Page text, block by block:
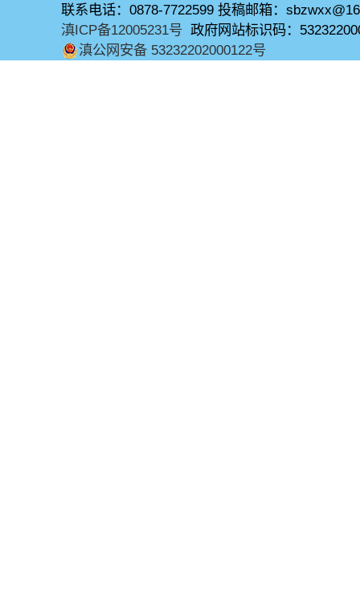
联系电话：0878-7722599 投稿邮箱：
滇ICP备12005231号 政府网站标识码：
滇公网安备 53232202000122号